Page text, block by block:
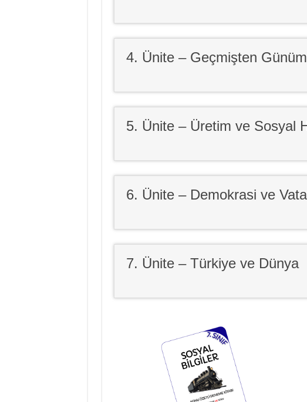
4. Ünite – Geçmişten
5. Ünite – Üretim ve Sosyal
6. Ünite – Demokrasi ve
7. Ünite – Türkiye ve Dünya